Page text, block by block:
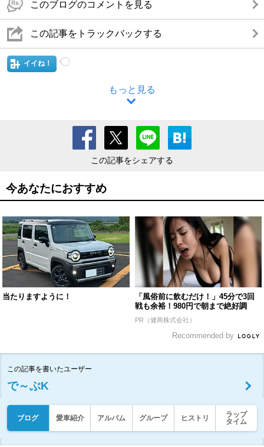
このブログのコメントを見る
この記事をトラックバックする
イイね！
もっと見る
この記事をシェアする
今あなたにおすすめ
当たりますように！
「風俗前に飲むだけ！」45分で3回
戦も余裕！980円で朝まで絶好調
PR（健商株式会社）
Recommended by
この記事を書いたユーザー
で～ぶK
ブログ 愛車紹介 アルバム グループ ヒストリ
ラップ
タイム